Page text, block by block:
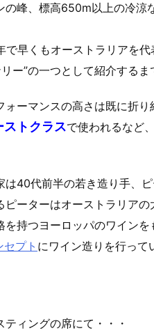
の峰、標高650m以上の冷涼
で早くもオーストラリアを
ー”の一つとして紹介するま
ォーマンスの高さは既に折
ストクラスで使われるなど
は40代前半の若き造り手、
ピーターはオーストラリア
を持つヨーロッパのワイン
セプト にワイン造りを行って
ィングの席にて・・・